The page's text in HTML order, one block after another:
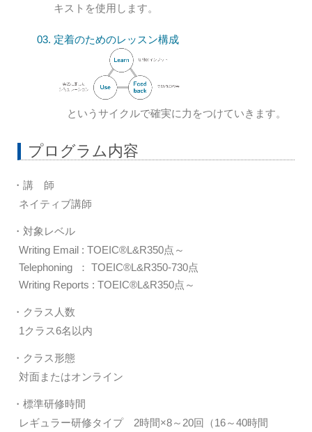
キストを使用します。
定着のためのレッスン構成
というサイクルで確実に力をつけていきます。
プログラム内容
・講 師
ネイティブ講師
・対象レベル
Writing Email : TOEIC®L&R350点～
Telephoning ： TOEIC®L&R350-730点
Writing Reports : TOEIC®L&R350点～
・クラス人数
1クラス6名以内
・クラス形態
対面またはオンライン
・標準研修時間
レギュラー研修タイプ 2時間×8～20回（16～40時間